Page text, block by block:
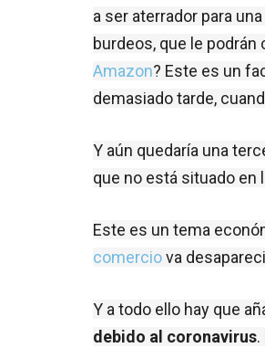
a ser aterrador para
Amazon? Este es un
demasiado tarde,
Y aún quedaría una
que no está situado en
Este es un tema
comercio va
Y a todo ello hay que
debido al coronavirus